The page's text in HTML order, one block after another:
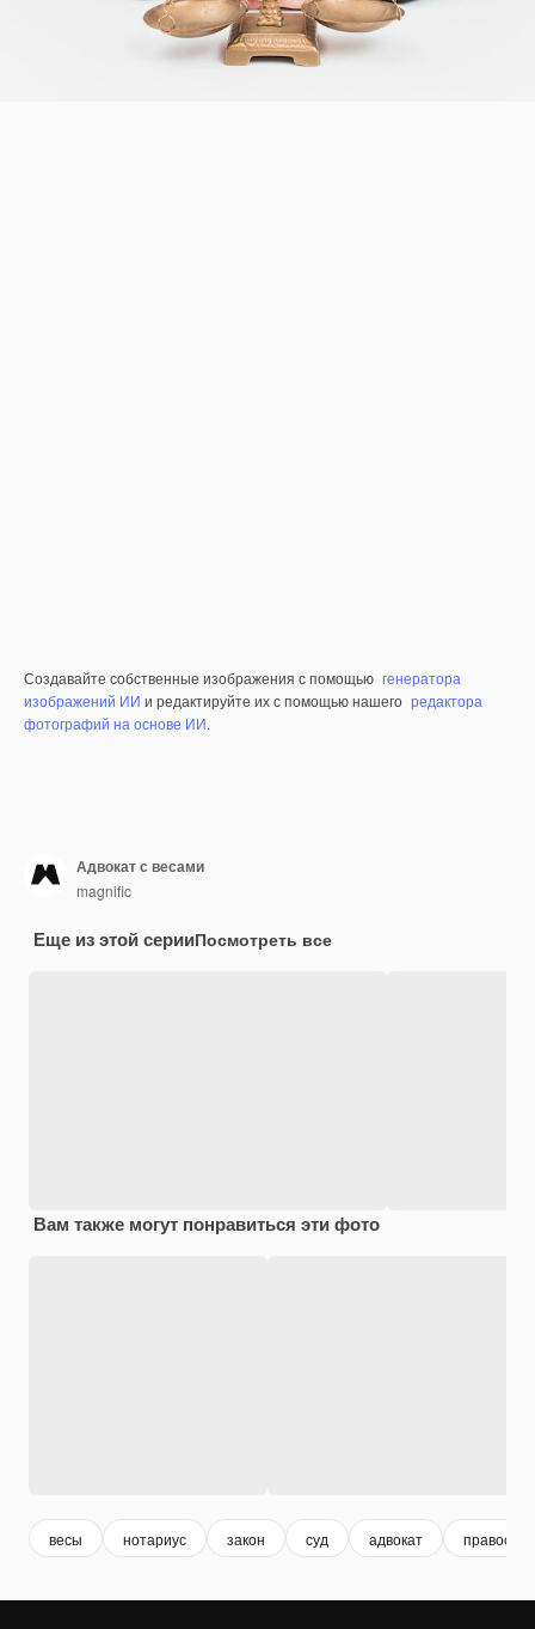
Создавайте собственные изображения с помощью генератора
изображений ИИ и редактируйте их с помощью нашего редактора
фотографий на основе ИИ.
Адвокат с весами
magnific
Еще из этой серииПосмотреть все
Вам также могут понравиться эти фото
весы нотариус закон суд адвокат